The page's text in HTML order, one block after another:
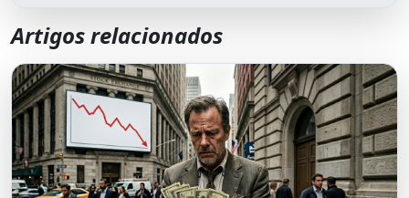
Artigos relacionados